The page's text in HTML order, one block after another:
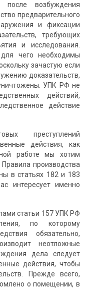
после возбуждения
предварительного
и фиксации
требующих
и исследования.
чего необходимы
зачастую если
доказательств,
УПК РФ не
действий,
действие
преступлений
действия, как
работе мы хотим
производства
в статьях 182 и 183
интересует именно
статьи 157 УПК РФ
по которому
обязательно,
неотложные
дела следует
действия, чтобы
Прежде всего,
о помещении, в